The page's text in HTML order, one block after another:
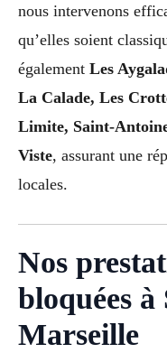
nous intervenons
qu’elles soient
également Les
La Calade, Les
Limite, Saint-
Viste, assurant une
locales.
Nos
bloquées
Marseille